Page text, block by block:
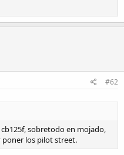
#62
sobretodo en mojado,
poner los pilot street.